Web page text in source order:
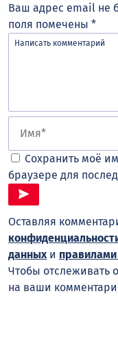
Ваш адрес email не
поля помечены *
Сохранить моё
браузере для
Оставляя
данныхи
Чтобы отслеживать
на ваши